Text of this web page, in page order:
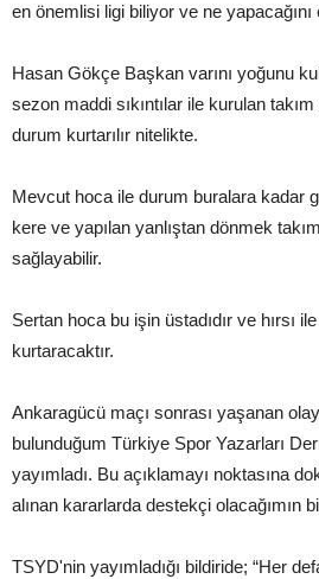
en önemlisi ligi biliyor ve ne yapacağını
Hasan Gökçe Başkan varını yoğunu
sezon maddi sıkıntılar ile kurulan
durum kurtarılır nitelikte.
Mevcut hoca ile durum buralara kadar
kere ve yapılan yanlıştan dönmek
sağlayabilir.
Sertan hoca bu işin üstadıdır ve hırsı
kurtaracaktır.
Ankaragücü maçı sonrası yaşanan
bulunduğum Türkiye Spor Yazarları
yayımladı. Bu açıklamayı noktasına
alınan kararlarda destekçi olacağımın
TSYD'nin yayımladığı bildiride; “Her